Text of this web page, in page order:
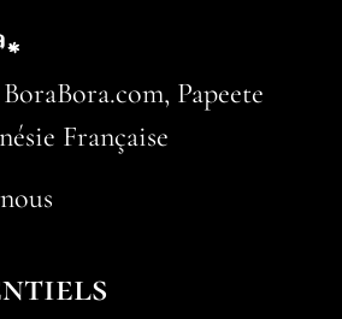
Papeete
Française